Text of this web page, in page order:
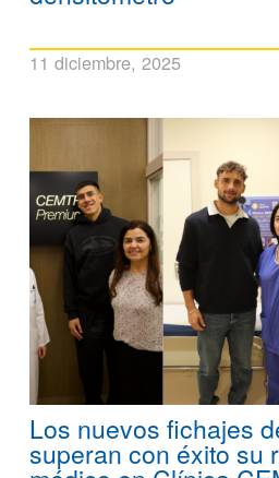
11 diciembre, 2025
Los nuevos fichajes
superan con éxito su